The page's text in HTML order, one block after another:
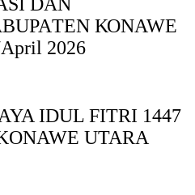
ΚΟNAWE
2026
IDUL FITRI 1447
UTARA